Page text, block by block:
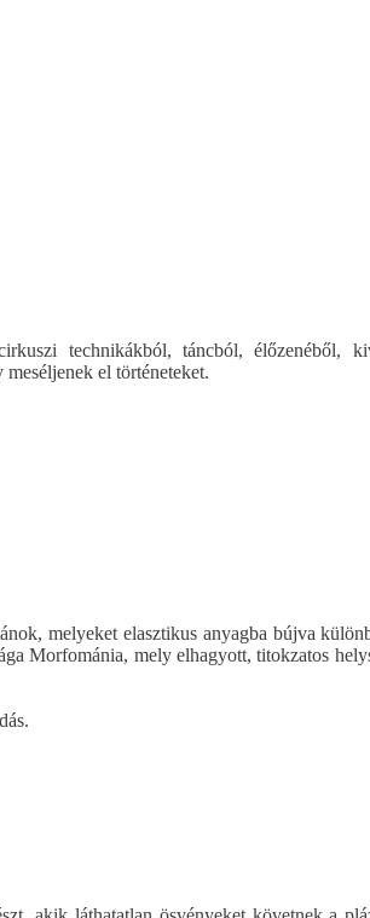
technikákból, táncból, élőzenéből,
el történeteket.
melyeket elasztikus anyagba bújva
Morfománia, mely elhagyott, titokzatos